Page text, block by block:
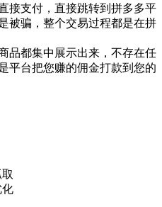
接支付，直接跳转到拼多多平
被骗，整个交易过程都是在拼
品都集中展示出来，不存在任
平台把您赚的佣金打款到您的
化